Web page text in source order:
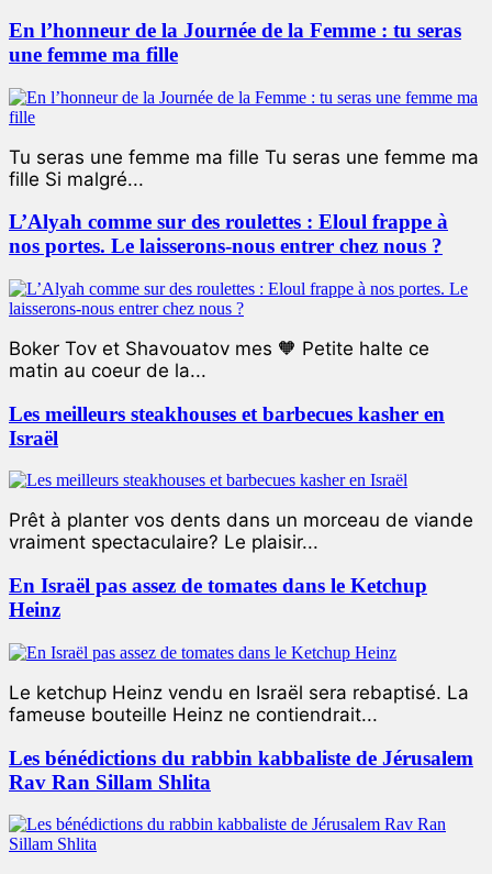
En l’honneur de la Journée de la Femme : tu seras
une femme ma fille
Tu seras une femme ma fille Tu seras une femme ma
fille Si malgré...
L’Alyah comme sur des roulettes : Eloul frappe à
nos portes. Le laisserons-nous entrer chez nous ?
Boker Tov et Shavouatov mes 🧡 Petite halte ce
matin au coeur de la...
Les meilleurs steakhouses et barbecues kasher en
Israël
Prêt à planter vos dents dans un morceau de viande
vraiment spectaculaire? Le plaisir...
En Israël pas assez de tomates dans le Ketchup
Heinz
Le ketchup Heinz vendu en Israël sera rebaptisé. La
fameuse bouteille Heinz ne contiendrait...
Les bénédictions du rabbin kabbaliste de Jérusalem
Rav Ran Sillam Shlita